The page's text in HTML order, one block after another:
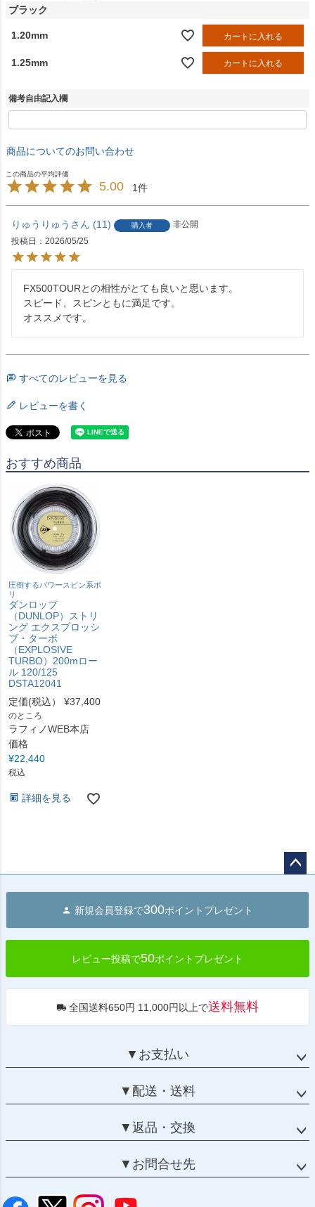
ブラック
1.20mm カートに入れる
1.25mm カートに入れる
備考自由記入欄
商品についてのお問い合わせ
5.00 1
りゅうりゅう 11 購入者
非公開
投稿日
2026/05/25
FX500TOURとの相性がとても良いと思います。
スピード、スピンともに満足です。
オススメです。
すべてのレビューを見る
レビューを書く
おすすめ商品
圧倒するパワースピン系ポ
リ
ダンロップ
（DUNLOP）ストリ
ング エクスプロッシ
ブ・ターボ
（EXPLOSIVE
TURBO）200mロー
ル 120/125
DSTA12041
定価(税込）
¥37,400
のところ
ラフィノWEB本店
価格
¥22,440
税込
詳細を見る
へ
新規会員登録で300ポイントプレゼント
レビュー投稿で50ポイントプレゼント
全国送料650円 11,000円以上で送料無料
▼お支払い
▼配送・送料
▼返品・交換
▼お問合せ先